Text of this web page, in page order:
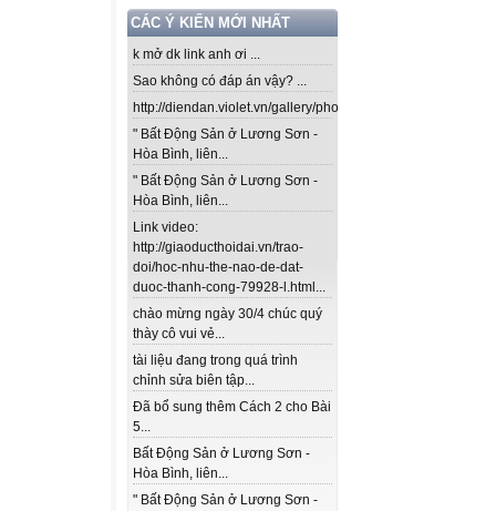
CÁC Ý KIẾN MỚI NHẤT
k mở dk link anh ơi ...
Sao không có đáp án vậy? ...
http://diendan.violet.vn/gallery/photos/302...
" Bất Động Sản ở Lương Sơn -
Hòa Bình, liên...
" Bất Động Sản ở Lương Sơn -
Hòa Bình, liên...
Link video:
http://giaoducthoidai.vn/trao-
doi/hoc-nhu-the-nao-de-dat-
duoc-thanh-cong-79928-l.html...
chào mừng ngày 30/4 chúc quý
thày cô vui vẻ...
tài liệu đang trong quá trình
chỉnh sửa biên tập...
Đã bổ sung thêm Cách 2 cho Bài
5...
Bất Động Sản ở Lương Sơn -
Hòa Bình, liên...
" Bất Động Sản ở Lương Sơn -